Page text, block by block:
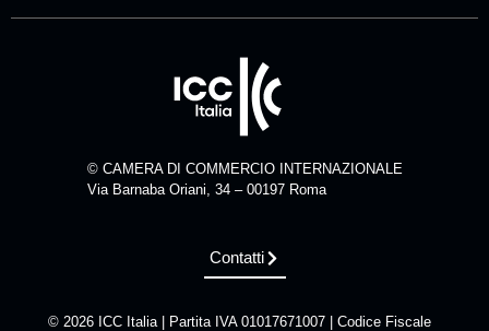
© CAMERA DI COMMERCIO INTERNAZIONALE
Via Barnaba Oriani, 34 – 00197 Roma
Contatti
© 2026 ICC Italia | Partita IVA 01017671007 | Codice Fiscale